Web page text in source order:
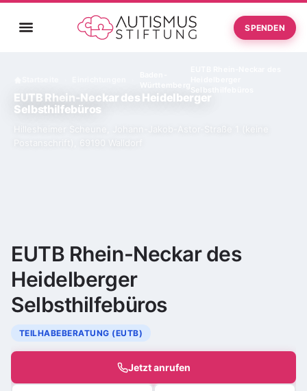
SPENDEN
Selbsthilfebüros
EUTB Rhein-Neckar des Heidelberger
Selbsthilfebüros
Hillesheimer Scheune, Johann-Jakob-Astor-Straße 1 (keine
Postanschrift), 69190 Walldorf
EUTB Rhein-Neckar des
Heidelberger
Selbsthilfebüros
TEILHABEBERATUNG (EUTB)
Jetzt anrufen